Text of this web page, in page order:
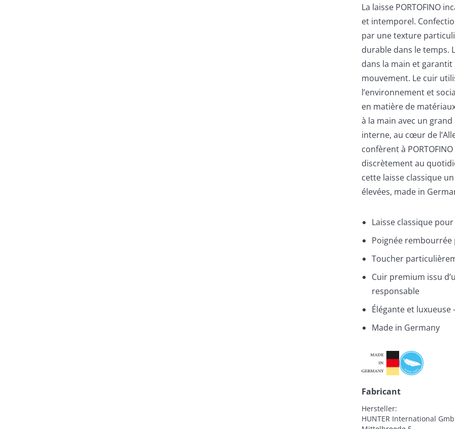
La laisse PORTOFINO
et intemporel.
par une texture
durable dans le temps.
dans la main et
mouvement. Le cuir
l’environnement et
en matière de
à la main avec un
interne, au cœur de
confèrent à
discrètement au
cette laisse classique
élevées, made in
Laisse classique
Poignée
Toucher
Cuir premium issu
responsable
Élégante et luxueuse
Made in Germany
Fabricant
Hersteller:
HUNTER International